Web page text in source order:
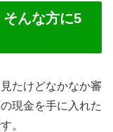
んな方に5
たけどなかなか審
現金を手に入れた
。